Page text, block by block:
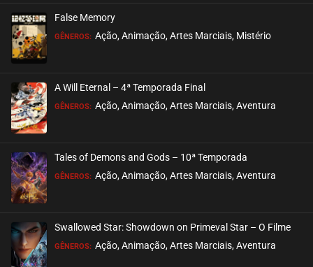
ASSISTIDO
False Memory
GÊNEROS: Ação, Animação, Artes Marciais, Mistério
A Will Eternal – 4ª Temporada Final
GÊNEROS: Ação, Animação, Artes Marciais, Aventura
Tales of Demons and Gods – 10ª Temporada
GÊNEROS: Ação, Animação, Artes Marciais, Aventura
Swallowed Star: Showdown on Primeval Star – O Filme
GÊNEROS: Ação, Animação, Artes Marciais, Aventura